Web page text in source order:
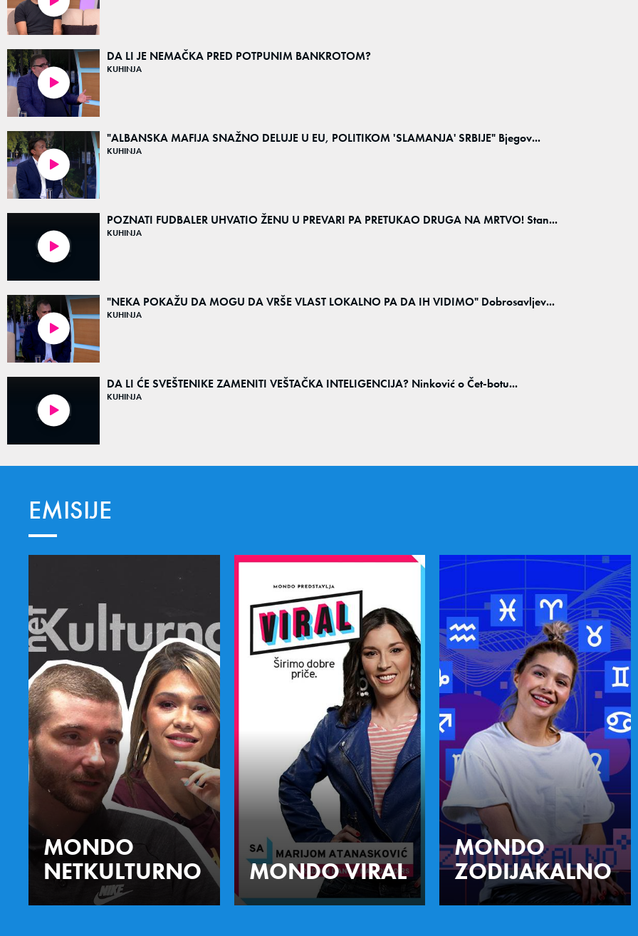
DA LI JE NEMAČKA PRED POTPUNIM BANKROTOM?
KUHINJA
"ALBANSKA MAFIJA SNAŽNO DELUJE U EU, POLITIKOM 'SLAMANJA' SRBIJE" Bjegov...
KUHINJA
POZNATI FUDBALER UHVATIO ŽENU U PREVARI PA PRETUKAO DRUGA NA MRTVO! Stan...
KUHINJA
"NEKA POKAŽU DA MOGU DA VRŠE VLAST LOKALNO PA DA IH VIDIMO" Dobrosavljev...
KUHINJA
DA LI ĆE SVEŠTENIKE ZAМЕNITI VEŠTAČKA INTELIGENCIJA? Ninković o Čet-botu...
KUHINJA
EMISIJE
MONDO
NETKULTURNO
MONDO VIRAL
MONDO
ZODIJAKALNO